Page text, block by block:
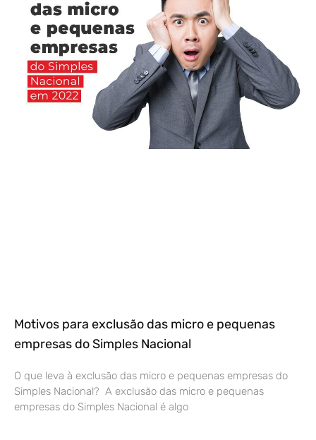
Motivos para exclusão das micro e pequenas
empresas do Simples Nacional
O que leva à exclusão das micro e pequenas empresas do
Simples Nacional? A exclusão das micro e pequenas
empresas do Simples Nacional é algo